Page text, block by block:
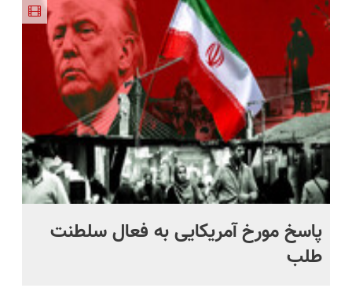
اروپا، سبک
و مقاوم |
پرداخت
قسطی
+ گارانتی
تعویض
انگار20سال
جوون شدی
🔥لینک
خرید
طبیعی!
ویزیت
رایگان+پرداخت
اقساطی😍
پاسخ مورخ آمریکایی به فعال سلطنت
طلب